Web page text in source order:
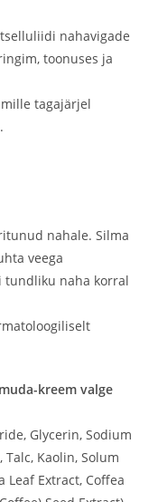
nahavigade
toonuses ja
tagajärjel
nahale. Silma
veega
tundliku naha korral
kreem valge
Glycerin, Sodium
Kaolin, Solum
Leaf Extract, Coffea